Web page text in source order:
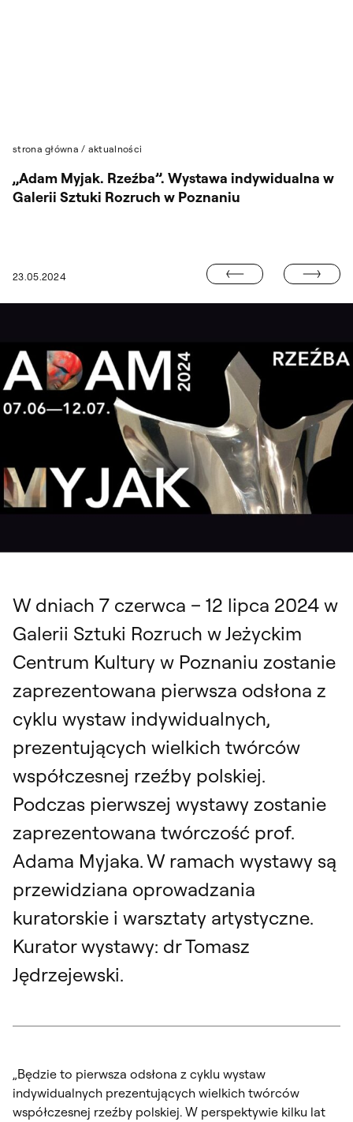
strona główna / aktualności
23.05.2024
„Adam Myjak. Rzeźba”. Wystawa indywidualna w
Galerii Sztuki Rozruch w Poznaniu
ŚMIERCI PROF. WŁODZIMIERZA SZYMAŃSKIEGO
“SYSTEM
W dniach 7 czerwca – 12 lipca 2024 w
Galerii Sztuki Rozruch w Jeżyckim
Centrum Kultury w Poznaniu zostanie
zaprezentowana pierwsza odsłona z
cyklu wystaw indywidualnych,
prezentujących wielkich twórców
współczesnej rzeźby polskiej.
Podczas pierwszej wystawy zostanie
zaprezentowana twórczość prof.
Adama Myjaka. W ramach wystawy są
przewidziana oprowadzania
kuratorskie i warsztaty artystyczne.
Kurator wystawy: dr Tomasz
Jędrzejewski.
„Będzie to pierwsza odsłona z cyklu wystaw
indywidualnych prezentujących wielkich twórców
współczesnej rzeźby polskiej. W perspektywie kilku lat